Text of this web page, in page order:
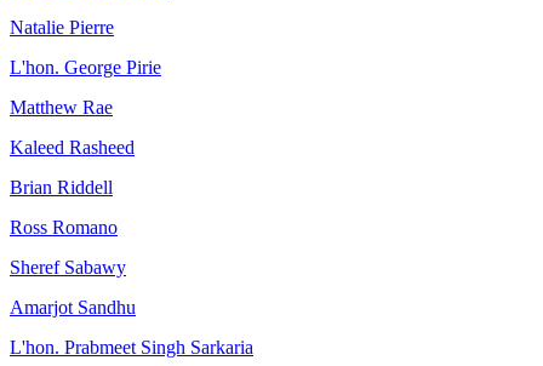
Natalie Pierre
L'hon. George Pirie
Matthew Rae
Kaleed Rasheed
Brian Riddell
Ross Romano
Sheref Sabawy
Amarjot Sandhu
L'hon. Prabmeet Singh Sarkaria